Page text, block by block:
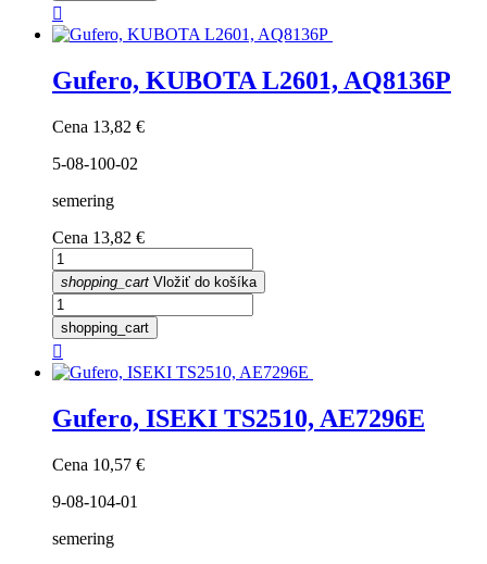

Gufero, KUBOTA L2601, AQ8136P
Cena 13,82 €
5-08-100-02
semering
Cena 13,82 €
shopping_cart Vložiť do košíka
shopping_cart

Gufero, ISEKI TS2510, AE7296E
Cena 10,57 €
9-08-104-01
semering